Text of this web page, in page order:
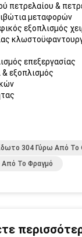
πετρελαίου &
μεταφορών
εξοπλισμός
επεξεργασίας
& εξοπλισμός
304 Γύρω Από Το
Το Φραγμό